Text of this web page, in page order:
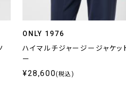
ONLY 1976
ハイマルチジャージージャケッ
ー
¥28,600(税込)